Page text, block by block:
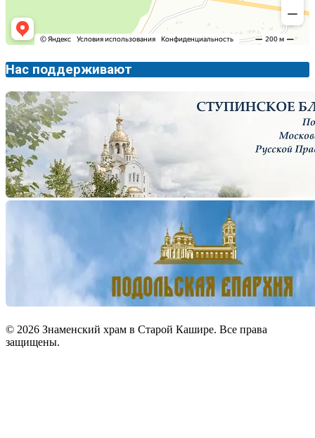
Нас поддерживают
© 2026 Знаменский храм в Старой Кашире. Все права
защищены.